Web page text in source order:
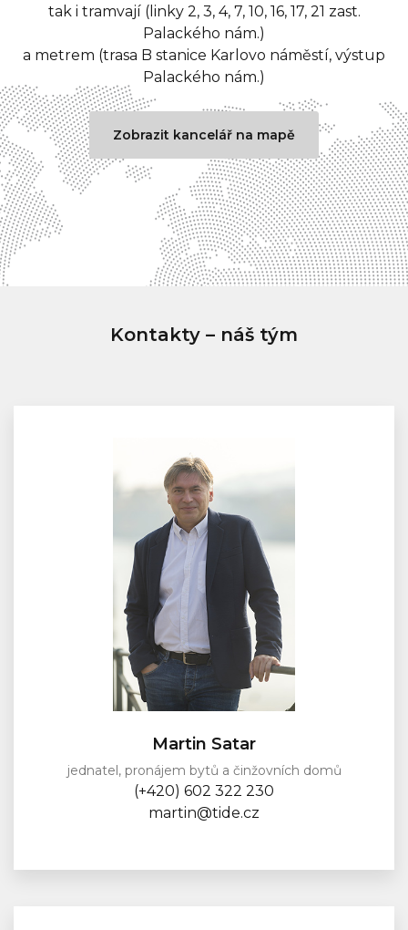
tak i tramvají (linky 2, 3, 4, 7, 10, 16, 17, 21 zast.
Palackého nám.)
a metrem (trasa B stanice Karlovo náměstí, výstup
Palackého nám.)
Zobrazit kancelář na mapě
Kontakty – náš tým
Martin Satar
jednatel, pronájem bytů a činžovních domů
(+420) 602 322 230
martin@tide.cz